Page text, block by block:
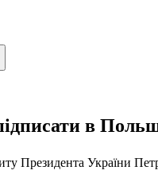
в
Президента України